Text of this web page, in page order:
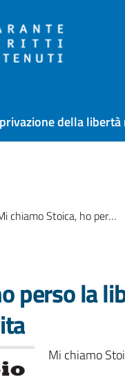
della libertà
Stoica, ho perso la libertà negli anni più belli della mia vita
perso la
Mi chiamo